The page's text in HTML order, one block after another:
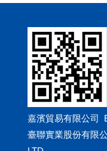
嘉濱貿易有限公司
臺聯實業股份有限